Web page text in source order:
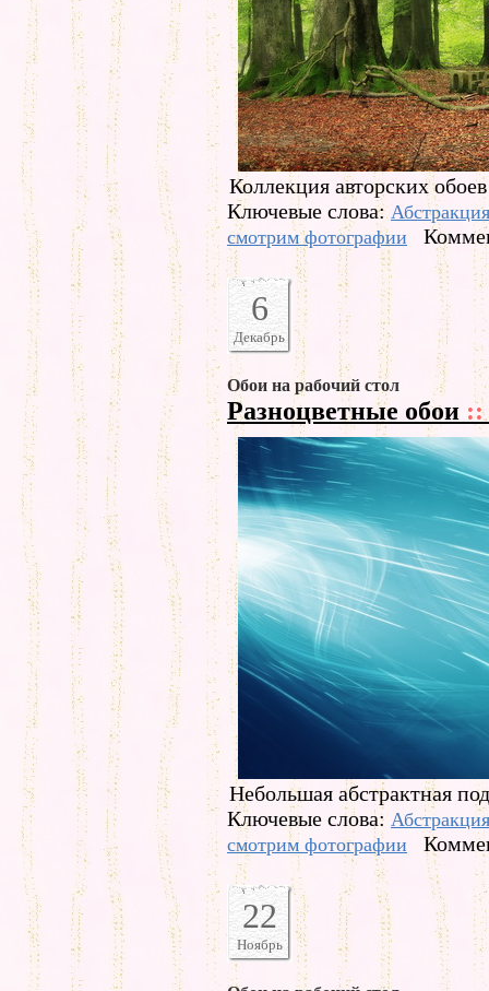
Коллекция авторских
Ключевые слова:Абстракция
смотрим фотографии
6
Декабрь
Обои на рабочий стол
Разноцветные обои ::
Небольшая абстрактная
Ключевые слова: Абстракция
смотрим фотографии
22
Ноябрь